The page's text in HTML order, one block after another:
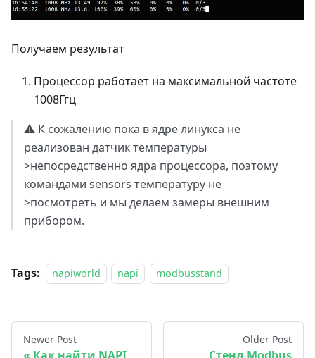
Получаем результат
Процессор работает на максимальной частоте
1008Ггц
⚠️ К сожалению пока в ядре линукса не
реализован датчик температуры
>непосредственно ядра процессора, поэтому
командами sensors температуру не
>посмотреть и мы делаем замеры внешним
прибором.
Tags: napiworld napi modbusstand
Newer Post Older Post